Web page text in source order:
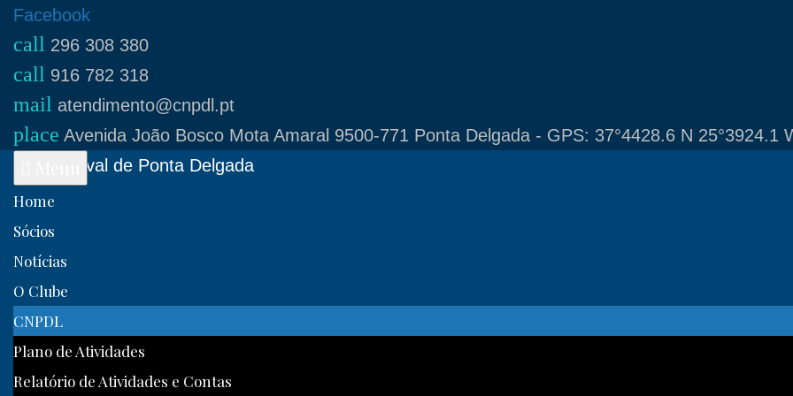
Skip
content
Facebook
call 296 308 380
call 916 782 318
mail atendimento@cnpdl.pt
place Avenida João Bosco Mota Amaral 9500-771 Ponta Delgada - GPS: 37°4428.6 N 25°3924.1
Clube Naval de Ponta Delgada
Home
Sócios
Notícias
O Clube
CNPDL
Plano de Atividades
Relatório de Atividades e Contas